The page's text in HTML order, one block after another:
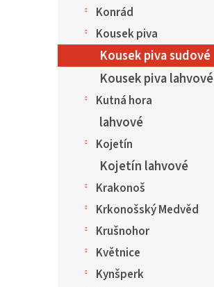
Konrád
Kousek piva
Kousek piva sudové
Kousek piva lahvové
Kutná hora
lahvové
Kojetín
Kojetín lahvové
Krakonoš
Krkonošský Medvěd
Krušnohor
Květnice
Kynšperk